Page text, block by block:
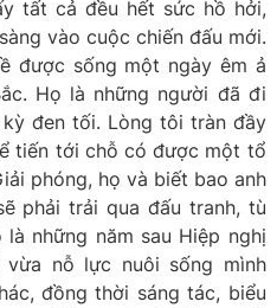
tất cả đều hết sức hồ hởi,
vào cuộc chiến đấu mới.
được sống một ngày êm ả
Họ là những người đã đi
đen tối. Lòng tôi tràn đầy
tiến tới chỗ có được một tổ
phóng, họ và biết bao anh
phải trải qua đấu tranh, tù
những năm sau Hiệp nghị
vừa nỗ lực nuôi sống mình
đồng thời sáng tác, biểu